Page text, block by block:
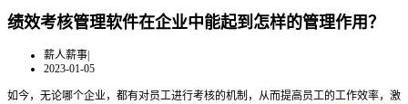
绩效考核管理软件在企业中能起到怎样的管理作用？
薪人薪事|
2023-01-05
如今，无论哪个企业，都有对员工进行考核的机制，从而提高员工的工作效率，激